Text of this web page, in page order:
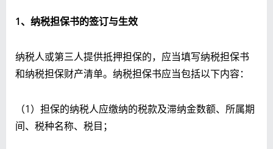
1、纳税担保书的签订与生效
纳税人或第三人提供抵押担保的，应当填写纳税担保书
和纳税担保财产清单。纳税担保书应当包括以下内容：
（1）担保的纳税人应缴纳的税款及滞纳金数额、所属期
间、税种名称、税目；